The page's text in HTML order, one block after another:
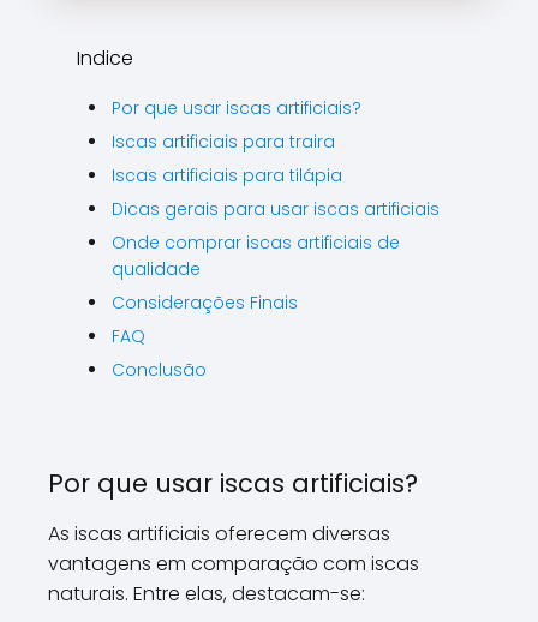
Indice
Por que usar iscas artificiais?
Iscas artificiais para traira
Iscas artificiais para tilápia
Dicas gerais para usar iscas artificiais
Onde comprar iscas artificiais de
qualidade
Considerações Finais
FAQ
Conclusão
Por que usar iscas artificiais?
As iscas artificiais oferecem diversas
vantagens em comparação com iscas
naturais. Entre elas, destacam-se: